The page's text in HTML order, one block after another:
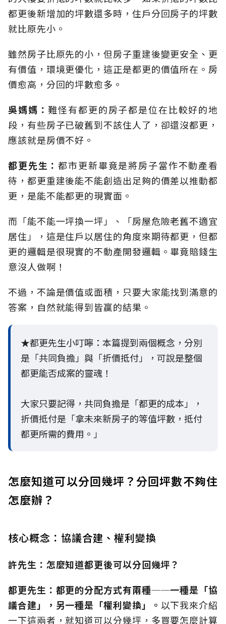
都更後新增加的坪數還多時，住戶分回房子的坪數
就比原先小。
雖然房子比原先的小，但房子重建後變更安全、更
有價值，環境更優化，這正是都更的價值所在。房
價愈高，分回的坪數愈多。
吳媽媽：難怪有都更的房子都是位在比較好的地
段，有些房子已破舊到不該住人了，卻還沒都更，
應該就是房價不好。
都更先生：都市更新畢竟是將房子當作不動產看
待，都更重建後能不能創造出足夠的價差以推動都
更，是能不能都更的現實面。
而「能不能一坪換一坪」、「房屋危險老舊不適宜
居住」，這是住戶以居住的角度來期待都更，但都
更的邏輯是很現實的不動產開發邏輯。畢竟賠錢生
意沒人做啊！
不過，不論是價值或面積，只要大家能找到滿意的
答案，自然就能得到皆贏的結果。
★都更先生小叮嚀：本篇提到兩個概念，分別
是「共同負擔」與「折價抵付」，可說是整個
都更能否成案的靈魂！
大家只要記得，共同負擔是「都更的成本」，
折價抵付是「拿未來新房子的等值坪數，抵付
都更所需的費用。」
怎麼知道可以分回幾坪？分回坪數不夠住
怎麼辦？
核心概念：協議合建、權利變換
許先生： 怎麼知道都更後可以分回幾坪？
都更先生： 都更的分配方式有兩種──一種是「協
議合建」，另一種是「權利變換」。 以下我來介紹
一下這兩者，就知道可以分幾坪，多買要怎麼計算